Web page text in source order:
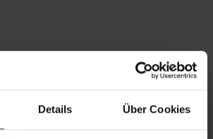
Details Über Cookies
3 Abteile, Abteilbreite 400
stabiler Stahlkonstruktion mit